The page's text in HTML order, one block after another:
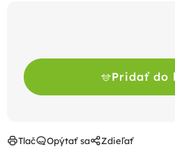
Pridať do
Tlač Opýtať sa Zdieľať